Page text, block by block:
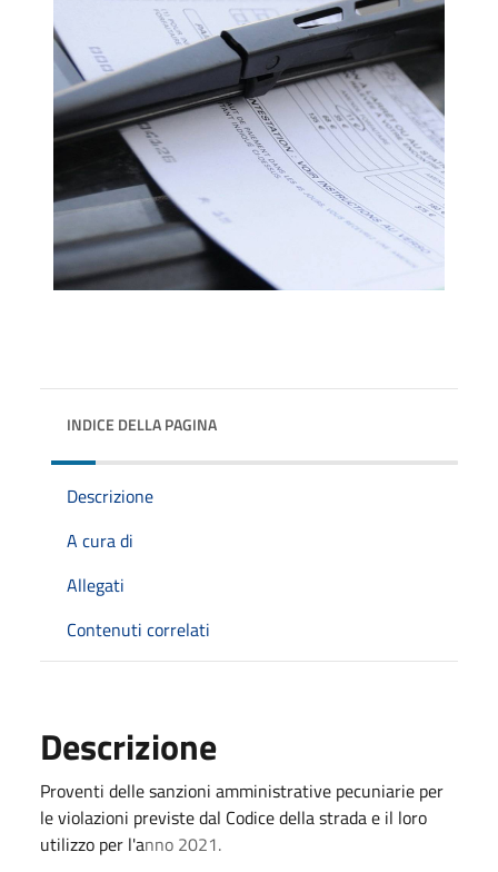
INDICE DELLA PAGINA
Descrizione
A cura di
Allegati
Contenuti correlati
Descrizione
Proventi delle sanzioni amministrative pecuniarie per
le violazioni previste dal Codice della strada e il loro
utilizzo per l'anno 2021.